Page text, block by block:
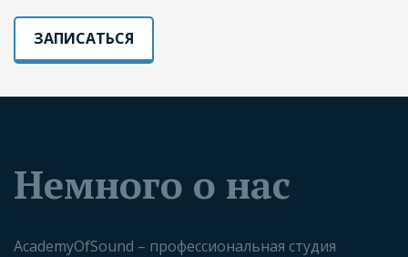
ЗАПИСАТЬСЯ
Немного о нас
AcademyOfSound – профессиональная студия